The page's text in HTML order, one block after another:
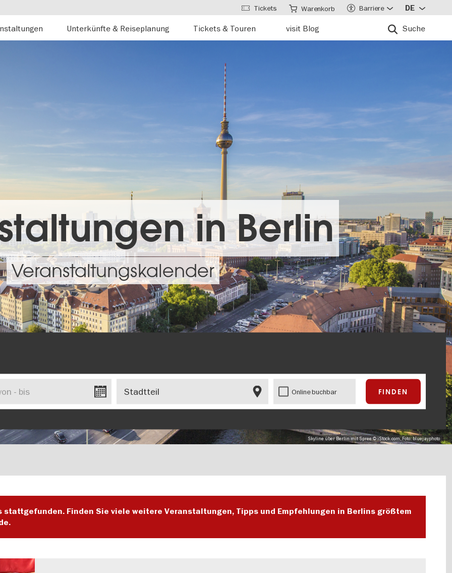
Unterkünfte & Reiseplanung Tickets & Touren visit Blog Suche
Tickets Warenkorb Barriere DE
in Berlin
Veranstaltungskalender
Skyline über Berlin mit Spree © iStock.com, Foto: bluejayphoto
Online buchbar
Finden Sie viele weitere Veranstaltungen, Tipps und Empfehlungen in Berlins größtem